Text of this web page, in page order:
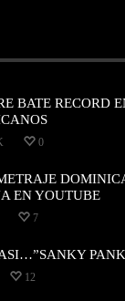
BATE RECORD
0
EN YOUTUBE
7
12